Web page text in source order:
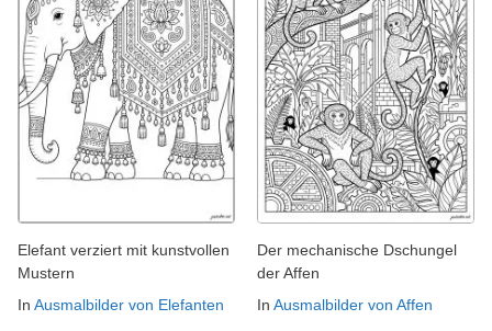
Elefant verziert mit kunstvollen
Mustern
In Ausmalbilder von Elefanten
Der mechanische Dschungel
der Affen
In Ausmalbilder von Affen